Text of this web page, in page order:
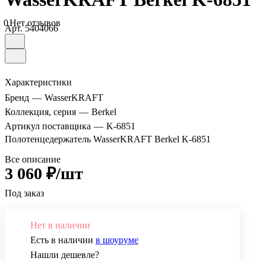
0Нет отзывов
Арт.5404066
Характеристики
Бренд — WasserKRAFT
Коллекция, серия — Berkel
Артикул поставщика — K-6851
Полотенцедержатель WasserKRAFT Berkel K-6851
Все описание
3 060 ₽/шт
Под заказ
Нет в наличии
Есть в наличии в шоуруме
Нашли дешевле?